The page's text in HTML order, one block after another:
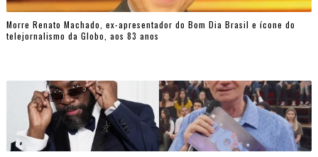
Morre Renato Machado, ex-apresentador do Bom Dia Brasil e ícone do
telejornalismo da Globo, aos 83 anos